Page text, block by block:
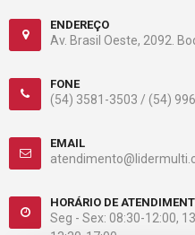
ENDEREÇO
Av. Brasil Oeste, 2092.
FONE
(54) 3581-3503 / (54)
EMAIL
HORÁRIO DE
Seg - Sex: 08:30-12:00,